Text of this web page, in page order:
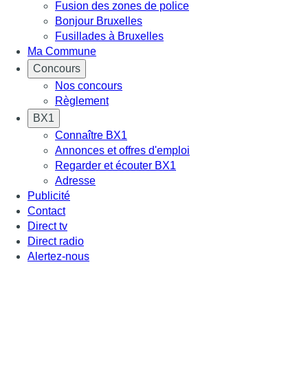
Fusion des zones de police
Bonjour Bruxelles
Fusillades à Bruxelles
Ma Commune
Concours
Nos concours
Règlement
BX1
Connaître BX1
Annonces et offres d'emploi
Regarder et écouter BX1
Adresse
Publicité
Contact
Direct tv
Direct radio
Alertez-nous